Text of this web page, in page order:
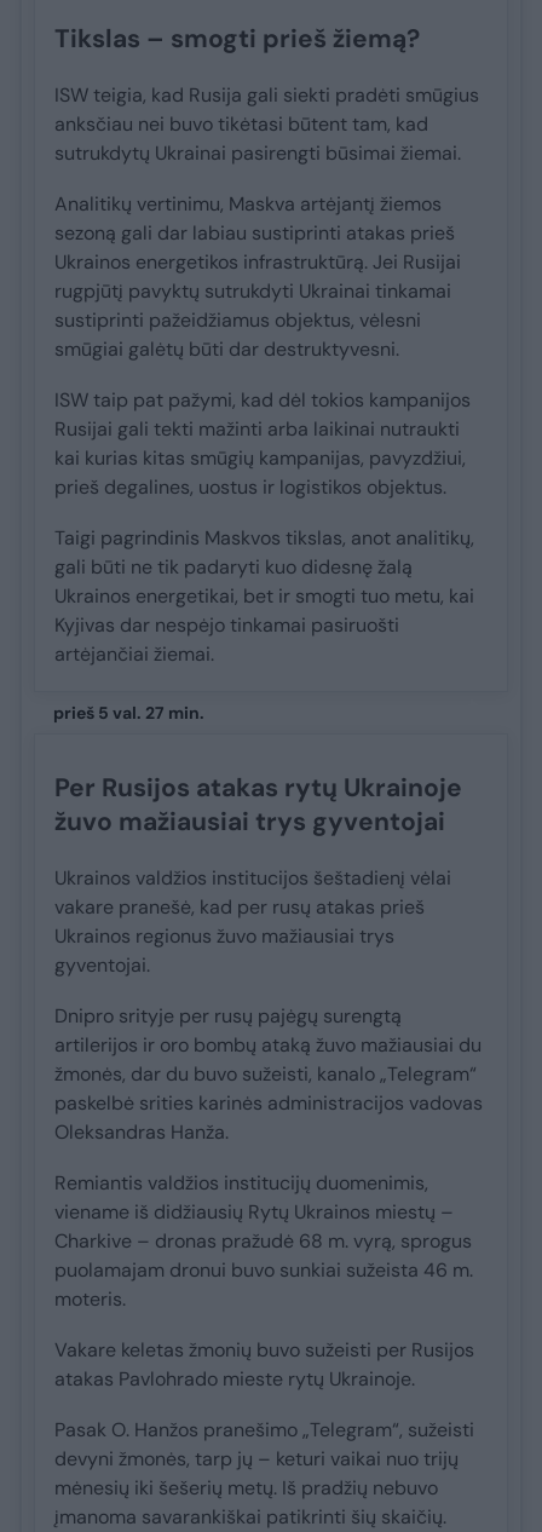
Tikslas – smogti prieš žiemą?
ISW teigia, kad Rusija gali siekti pradėti smūgius
anksčiau nei buvo tikėtasi būtent tam, kad
sutrukdytų Ukrainai pasirengti būsimai žiemai.
Analitikų vertinimu, Maskva artėjantį žiemos
sezoną gali dar labiau sustiprinti atakas prieš
Ukrainos energetikos infrastruktūrą. Jei Rusijai
rugpjūtį pavyktų sutrukdyti Ukrainai tinkamai
sustiprinti pažeidžiamus objektus, vėlesni
smūgiai galėtų būti dar destruktyvesni.
ISW taip pat pažymi, kad dėl tokios kampanijos
Rusijai gali tekti mažinti arba laikinai nutraukti
kai kurias kitas smūgių kampanijas, pavyzdžiui,
prieš degalines, uostus ir logistikos objektus.
Taigi pagrindinis Maskvos tikslas, anot analitikų,
gali būti ne tik padaryti kuo didesnę žalą
Ukrainos energetikai, bet ir smogti tuo metu, kai
Kyjivas dar nespėjo tinkamai pasiruošti
artėjančiai žiemai.
prieš 5 val. 27 min.
Per Rusijos atakas rytų Ukrainoje
žuvo mažiausiai trys gyventojai
Ukrainos valdžios institucijos šeštadienį vėlai
vakare pranešė, kad per rusų atakas prieš
Ukrainos regionus žuvo mažiausiai trys
gyventojai.
Dnipro srityje per rusų pajėgų surengtą
artilerijos ir oro bombų ataką žuvo mažiausiai du
žmonės, dar du buvo sužeisti, kanalo „Telegram“
paskelbė srities karinės administracijos vadovas
Oleksandras Hanža.
Remiantis valdžios institucijų duomenimis,
viename iš didžiausių Rytų Ukrainos miestų –
Charkive – dronas pražudė 68 m. vyrą, sprogus
puolamajam dronui buvo sunkiai sužeista 46 m.
moteris.
Vakare keletas žmonių buvo sužeisti per Rusijos
atakas Pavlohrado mieste rytų Ukrainoje.
Pasak O. Hanžos pranešimo „Telegram“, sužeisti
devyni žmonės, tarp jų – keturi vaikai nuo trijų
mėnesių iki šešerių metų. Iš pradžių nebuvo
įmanoma savarankiškai patikrinti šių skaičių.